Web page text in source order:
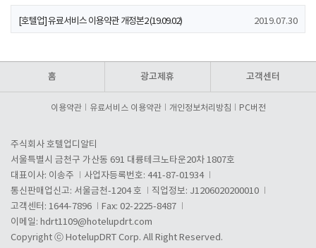
[호텔업] 유료서비스 이용약관 개정본2 (19.09.02) 2019.07.30
홈 광고제휴 고객센터
이용약관 유료서비스 이용약관 개인정보처리방침 PC버전
주식회사 호텔업디알티
서울특별시 금천구 가산동 691 대륭테크노타운20차 1807호
대표이사: 이송주
사업자등록번호: 441-87-01934
통신판매업신고: 서울금천-1204 호
직업정보: J1206020200010
고객센터: 1644-7896
Fax: 02-2225-8487
이메일: hdrt1109@hotelupdrt.com
Copyright ⓒ HotelupDRT Corp. All Right Reserved.